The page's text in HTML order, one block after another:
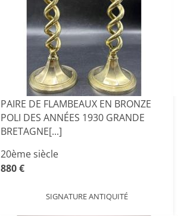
PAIRE DE FLAMBEAUX EN BRONZE
POLI DES ANNÉES 1930 GRANDE
BRETAGNE[...]
20ème siècle
880 €
SIGNATURE ANTIQUITÉ